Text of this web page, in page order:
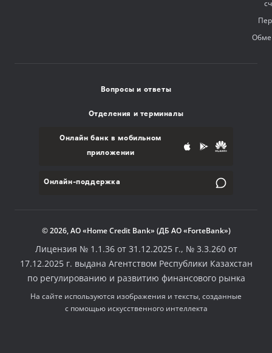
Вопросы и ответы
Отделения и терминалы
Онлайн банк в мобильном
приложении
Онлайн-поддержка
© 2026, АО «Home Credit Bank» (ДБ АО «ForteBank»)
Лицензия № 1.1.36 от 31.12.2025 г., № 3.3.260 от
17.12.2025 г. выдана Агентством Республики Казахстан
по регулированию и развитию финансового рынка
На сайте используются изображения и тексты, созданные
с помощью искусственного интеллекта